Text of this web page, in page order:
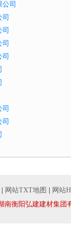
司
网站TXT地图
网站
南衡阳弘建建材集团